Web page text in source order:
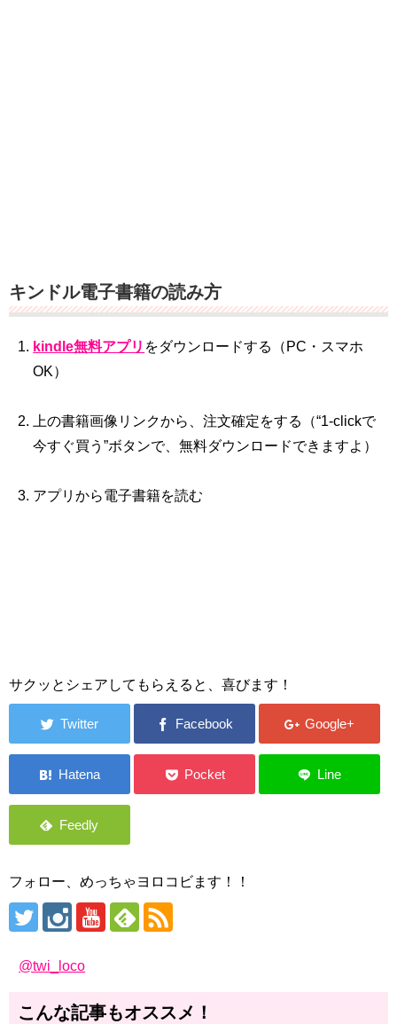
キンドル電子書籍の読み方
kindle無料アプリ をダウンロードする（PC・スマホ
OK）
上の書籍画像リンクから、注文確定をする（“1‐clickで
今すぐ買う”ボタンで、無料ダウンロードできますよ）
アプリから電子書籍を読む
サクッとシェアしてもらえると、喜びます！
フォロー、めっちゃヨロコビます！！
@twi_loco
こんな記事もオススメ！